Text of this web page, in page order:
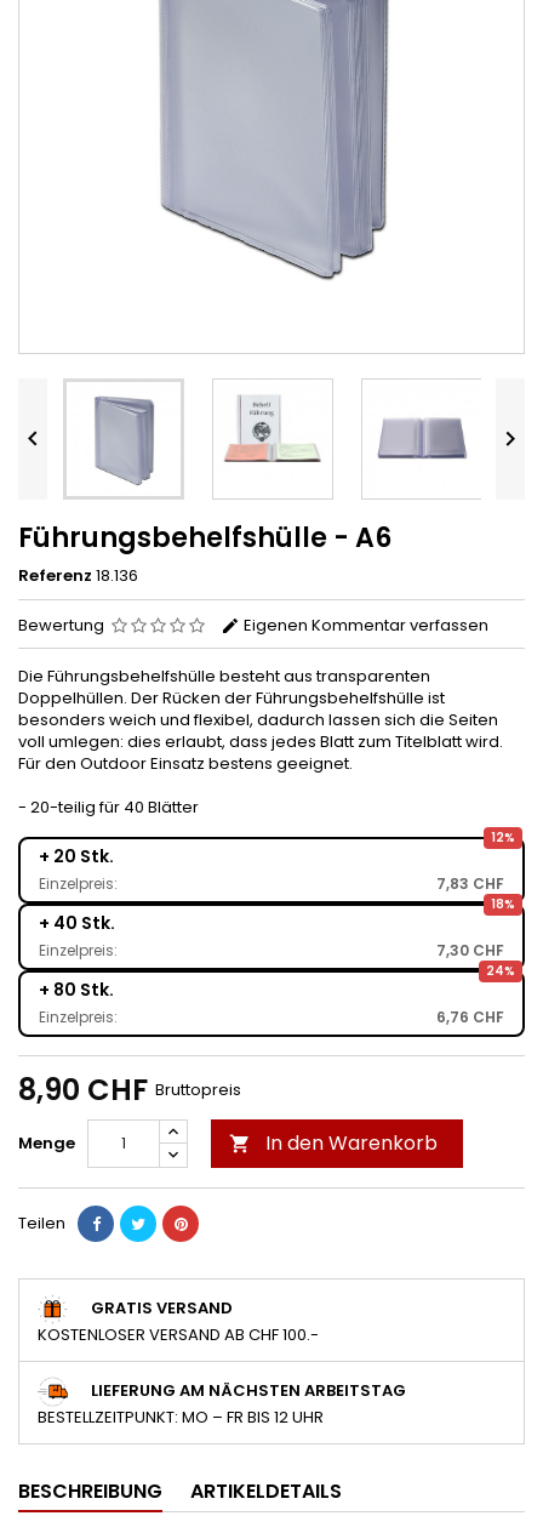
 
Führungsbehelfshülle - A6
Referenz 18.136
Bewertung Eigenen Kommentar verfassen
Die Führungsbehelfshülle besteht aus transparenten
Doppelhüllen. Der Rücken der Führungsbehelfshülle ist
besonders weich und flexibel, dadurch lassen sich die Seiten
voll umlegen: dies erlaubt, dass jedes Blatt zum Titelblatt wird.
Für den Outdoor Einsatz bestens geeignet.
- 20-teilig für 40 Blätter
12%
+ 20 Stk.
Einzelpreis: 7,83 CHF
18%
+ 40 Stk.
Einzelpreis: 7,30 CHF
24%
+ 80 Stk.
Einzelpreis: 6,76 CHF
8,90 CHF Bruttopreis
Menge  In den Warenkorb
Teilen
GRATIS VERSAND
KOSTENLOSER VERSAND AB CHF 100.-
LIEFERUNG AM NÄCHSTEN ARBEITSTAG
BESTELLZEITPUNKT: MO – FR BIS 12 UHR
BESCHREIBUNG ARTIKELDETAILS